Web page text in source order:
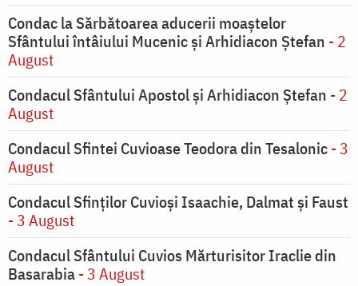
Condac la Sărbătoarea aducerii moaştelor
Sfântului întâiului Mucenic şi Arhidiacon Ştefan - 2
August
Condacul Sfântului Apostol și Arhidiacon Ștefan - 2
August
Condacul Sfintei Cuvioase Teodora din Tesalonic- 3
August
Condacul Sfinţilor Cuvioşi Isaachie, Dalmat şi Faust
- 3 August
Condacul Sfântului Cuvios Mărturisitor Iraclie din
Basarabia- 3 August